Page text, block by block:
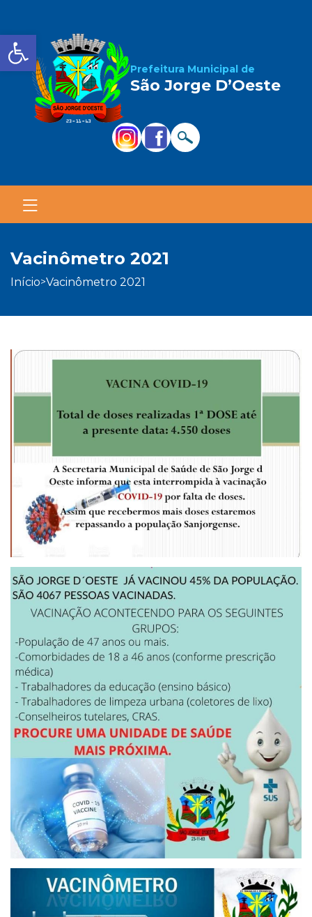
Barra de Ferramentas
Prefeitura Municipal de
São Jorge D’Oeste
vacinômetro 2021
início> vacinômetro 2021